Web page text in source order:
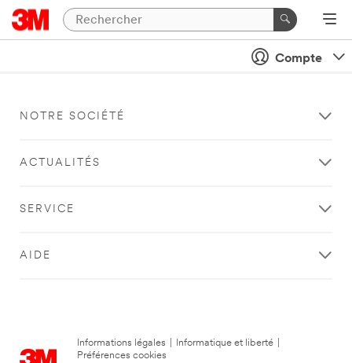
Compte
NOTRE SOCIÉTÉ
ACTUALITÉS
SERVICE
AIDE
Informations légales Informatique et liberté
Préférences cookies